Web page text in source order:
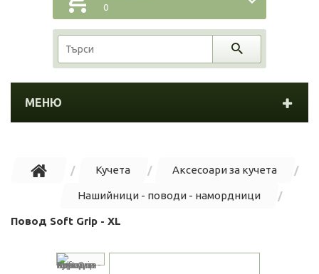
0
МЕНЮ
Кучета Аксесоари за кучета
Нашийници - поводи - намордници
Повод Soft Grip - XL